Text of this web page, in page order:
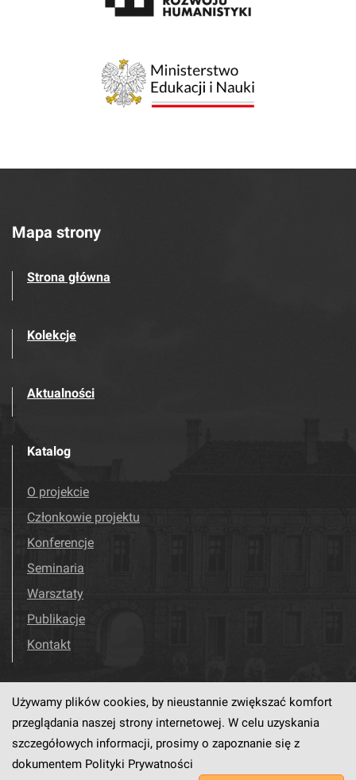
Mapa strony
Strona główna
Kolekcje
Aktualności
Katalog
O projekcie
Członkowie projektu
Konferencje
Seminaria
Warsztaty
Publikacje
Kontakt
Odwiedź nas! Facebook
Używamy plików cookies, by nieustannie zwiększać komfort
przeglądania naszej strony internetowej. W celu uzyskania
szczegółowych informacji, prosimy o zapoznanie się z
dokumentem Polityki Prywatności